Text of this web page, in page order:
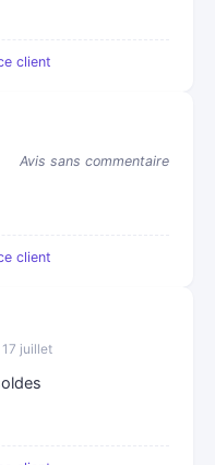
client
Avis sans commentaire
client
juillet